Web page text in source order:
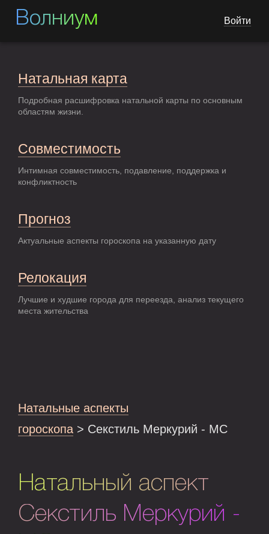
Волниум Войти
Натальная карта
Подробная расшифровка натальной карты по основным
областям жизни.
Совместимость
Интимная совместимость, подавление, поддержка и
конфликтность
Прогноз
Актуальные аспекты гороскопа на указанную дату
Релокация
Лучшие и худшие города для переезда, анализ текущего
места жительства
Натальные аспекты
гороскопа > Секстиль Меркурий - MC
Натальный аспект
Секстиль Меркурий -